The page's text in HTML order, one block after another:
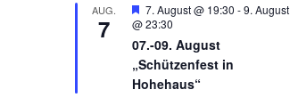
AUG.
7
Hervorgehoben
7. August @ 19:30 -9. August
@ 23:30
07.-09. August
„Schützenfest in
Hohehaus“